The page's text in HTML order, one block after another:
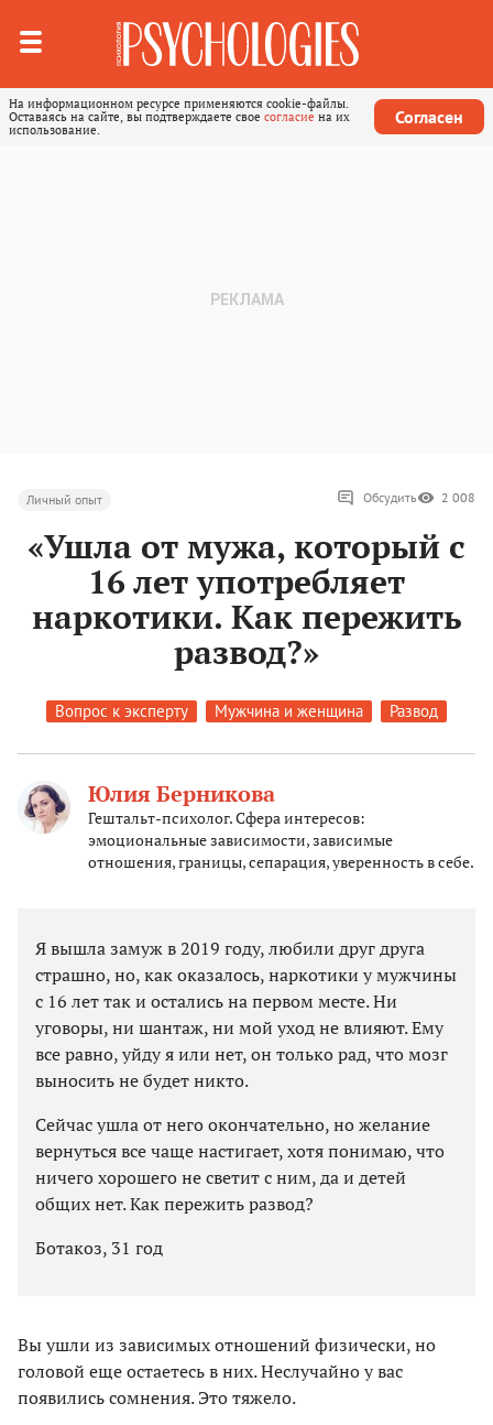
На информационном ресурсе применяются cookie-файлы.
Оставаясь на сайте, вы подтверждаете свое согласие на их
использование.
Согласен
Личный опыт Обсудить 2 008
«Ушла от мужа, который с
16 лет употребляет
наркотики. Как пережить
развод?»
Вопрос к эксперту Мужчина и женщина Развод
Юлия Берникова
Гештальт-психолог. Сфера интересов:
эмоциональные зависимости, зависимые
отношения, границы, сепарация, уверенность в себе.
Я вышла замуж в 2019 году, любили друг друга
страшно, но, как оказалось, наркотики у мужчины
с 16 лет так и остались на первом месте. Ни
уговоры, ни шантаж, ни мой уход не влияют. Ему
все равно, уйду я или нет, он только рад, что мозг
выносить не будет никто.
Сейчас ушла от него окончательно, но желание
вернуться все чаще настигает, хотя понимаю, что
ничего хорошего не светит с ним, да и детей
общих нет. Как пережить развод?
Ботакоз, 31 год
Вы ушли из зависимых отношений физически, но
головой еще остаетесь в них. Неслучайно у вас
появились сомнения. Это тяжело.